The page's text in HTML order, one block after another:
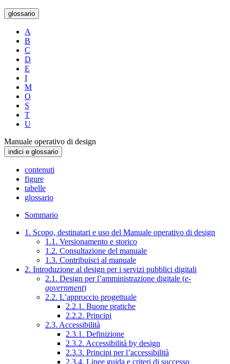
glossario
A
B
C
D
E
I
M
O
S
T
U
Manuale operativo di design
indici e glossario
contenuti
figure
tabelle
glossario
Sommario
1. Scopo, destinatari e uso del Manuale operativo di design
1.1. Versionamento e storico
1.2. Consultazione del manuale
1.3. Contribuisci al manuale
2. Introduzione al design per i servizi pubblici digitali
2.1. Design per l’amministrazione digitale (e-
government)
2.2. L’approccio progettuale
2.2.1. Buone pratiche
2.2.2. Principi
2.3. Accessibilità
2.3.1. Definizione
2.3.2. Accessibilità by design
2.3.3. Principi per l’accessibilità
2.3.4. Linee guida e criteri di successo